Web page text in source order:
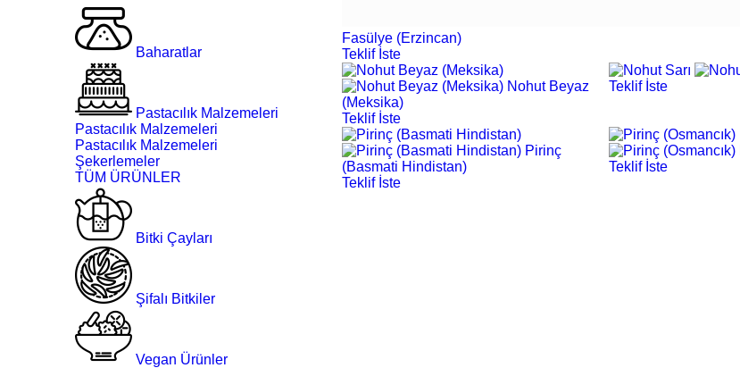
Baharatlar
Pastacılık Malzemeleri
Pastacılık Malzemeleri
Pastacılık Malzemeleri
Şekerlemeler
TÜM ÜRÜNLER
Bitki Çayları
Şifalı Bitkiler
Vegan Ürünler
Fasülye (Erzincan)
Teklif İste
Nohut Beyaz
(Meksika)
Teklif İste
Teklif İste
Pirinç
(Basmati Hindistan)
Teklif İste
Teklif İste